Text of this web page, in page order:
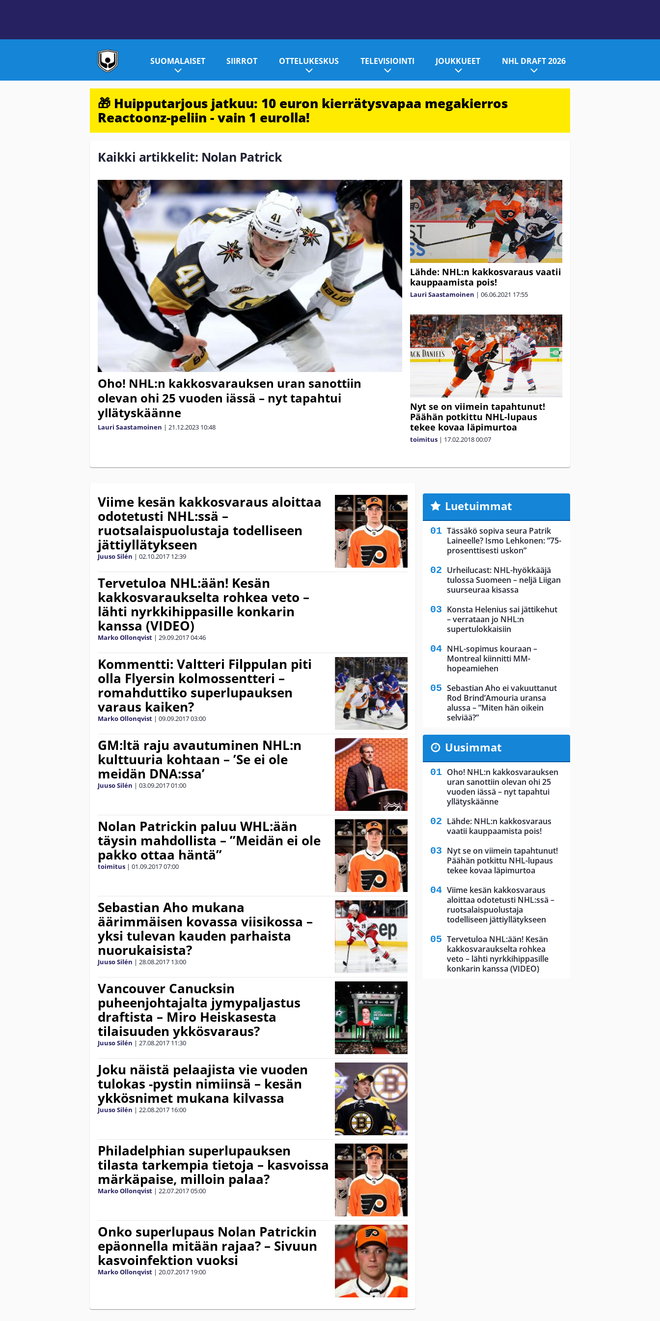
SUOMALAISET SIIRROT OTTELUKESKUS TELEVISIOINTI JOUKKUEET NHL DRAFT 2026
🎁 Huipputarjous jatkuu: 10 euron kierrätysvapaa megakierros
Reactoonz-peliin - vain 1 eurolla!
Kaikki artikkelit: Nolan Patrick
Oho! NHL:n kakkosvarauksen uran sanottiin
olevan ohi 25 vuoden iässä – nyt tapahtui
yllätyskäänne
Lauri Saastamoinen | 21.12.2023 10:48
Lähde: NHL:n kakkosvaraus vaatii
kauppaamista pois!
Lauri Saastamoinen | 06.06.2021 17:55
Nyt se on viimein tapahtunut!
Päähän potkittu NHL-lupaus
tekee kovaa läpimurtoa
toimitus | 17.02.201800:07
Viime kesän kakkosvaraus aloittaa
odotetusti NHL:ssä –
ruotsalaispuolustaja todelliseen
jättiyllätykseen
Juuso Silén | 02.10.2017 12:39
Tervetuloa NHL:ään! Kesän
kakkosvaraukselta rohkea veto –
lähti nyrkkihippasille konkarin
kanssa (VIDEO)
Marko Ollonqvist | 29.09.201704:46
Kommentti: Valtteri Filppulan piti
olla Flyersin kolmossentteri –
romahduttiko superlupauksen
varaus kaiken?
Marko Ollonqvist | 09.09.201703:00
GM:ltä raju avautuminen NHL:n
kulttuuria kohtaan – ’Se ei ole
meidän DNA:ssa’
Juuso Silén | 03.09.201701:00
Nolan Patrickin paluu WHL:ään
täysin mahdollista – ”Meidän ei ole
pakko ottaa häntä”
toimitus | 01.09.201707:00
Sebastian Aho mukana
äärimmäisen kovassa viisikossa –
yksi tulevan kauden parhaista
nuorukaisista?
Juuso Silén | 28.08.2017 13:00
Vancouver Canucksin
puheenjohtajalta jymypaljastus
draftista – Miro Heiskasesta
tilaisuuden ykkösvaraus?
Juuso Silén | 27.08.2017 11:30
Joku näistä pelaajista vie vuoden
tulokas -pystin nimiinsä – kesän
ykkösnimet mukana kilvassa
Juuso Silén | 22.08.2017 16:00
Philadelphian superlupauksen
tilasta tarkempia tietoja – kasvoissa
märkäpaise, milloin palaa?
Marko Ollonqvist | 22.07.201705:00
Onko superlupaus Nolan Patrickin
epäonnella mitään rajaa? – Sivuun
kasvoinfektion vuoksi
Marko Ollonqvist | 20.07.2017 19:00
Luetuimmat
Tässäkö sopiva seura Patrik
Laineelle? Ismo Lehkonen: ”75-
prosenttisesti uskon”
Urheilucast: NHL-hyökkääjä
tulossa Suomeen – neljä Liigan
suurseuraa kisassa
Konsta Helenius sai jättikehut
– verrataan jo NHL:n
supertulokkaisiin
NHL-sopimus kouraan –
Montreal kiinnitti MM-
hopeamiehen
Sebastian Aho ei vakuuttanut
Rod Brind’Amouria uransa
alussa – ”Miten hän oikein
selviää?”
Uusimmat
Oho! NHL:n kakkosvarauksen
uran sanottiin olevan ohi 25
vuoden iässä – nyt tapahtui
yllätyskäänne
Lähde: NHL:n kakkosvaraus
vaatii kauppaamista pois!
Nyt se on viimein tapahtunut!
Päähän potkittu NHL-lupaus
tekee kovaa läpimurtoa
Viime kesän kakkosvaraus
aloittaa odotetusti NHL:ssä –
ruotsalaispuolustaja
todelliseen jättiyllätykseen
Tervetuloa NHL:ään! Kesän
kakkosvaraukselta rohkea
veto – lähti nyrkkihippasille
konkarin kanssa (VIDEO)